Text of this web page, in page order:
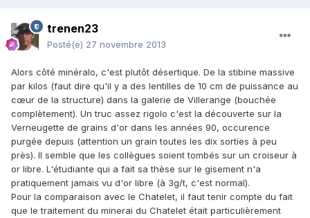
trenen23
Posté(e) 27 novembre 2013
Alors côté minéralo, c'est plutôt désertique. De la stibine massive
par kilos (faut dire qu'il y a des lentilles de 10 cm de puissance au
cœur de la structure) dans la galerie de Villerange (bouchée
complètement). Un truc assez rigolo c'est la découverte sur la
Verneugette de grains d'or dans les années 90, occurence
purgée depuis (attention un grain toutes les dix sorties à peu
près). Il semble que les collègues soient tombés sur un croiseur à
or libre. L'étudiante qui a fait sa thèse sur le gisement n'a
pratiquement jamais vu d'or libre (à 3g/t, c'est normal).
Pour la comparaison avec le Chatelet, il faut tenir compte du fait
que le traitement du minerai du Chatelet était particulièrement